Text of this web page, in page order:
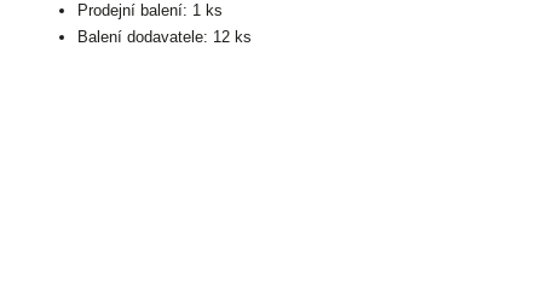
Prodejní balení: 1 ks
Balení dodavatele: 12 ks